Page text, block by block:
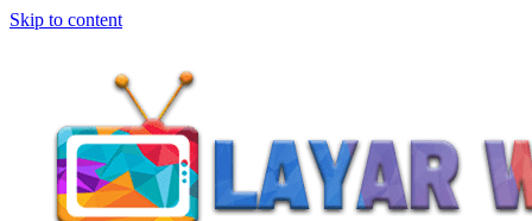
Skip to content